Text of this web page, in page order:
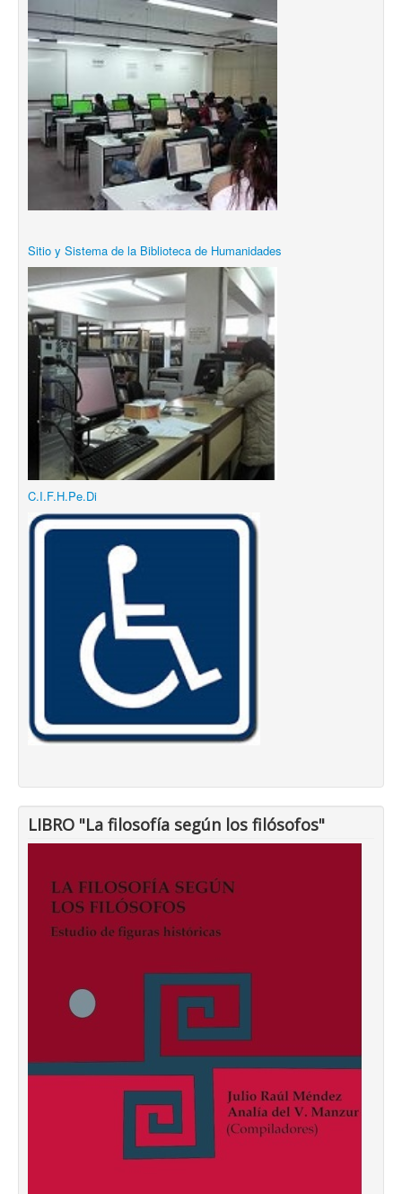
Sitio y Sistema de la Biblioteca de Humanidades
C.I.F.H.Pe.Di
LIBRO "La filosofía según los filósofos"